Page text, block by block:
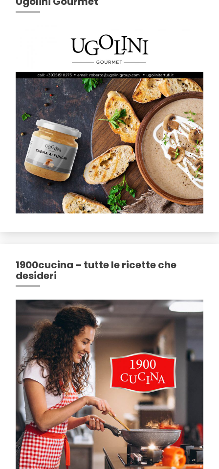
1900cucina – tutte le ricette che
desideri